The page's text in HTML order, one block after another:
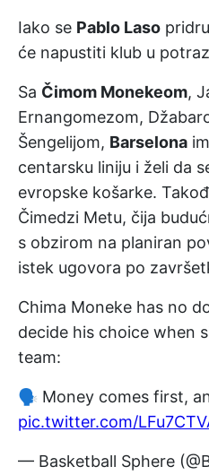
Iako se Pablo Laso
će napustiti klub u
Sa Čimom Monekeom,
Ernangomezom,
Šengelijom, Barselona
centarsku liniju i želi da
evropske košarke.
Čimedzi Metu, čija
s obzirom na planiran
istek ugovora po
Chima Moneke has no
decide his choice when
team:
🗣️ Money comes first,
pic.twitter.com/
— Basketball Sphere